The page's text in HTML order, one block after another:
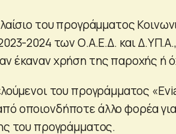
του προγράμματος
2024 των Ο.Α.Ε.Δ. και Δ.ΥΠ.Α.,
έκαναν χρήση της παροχής ή
του προγράμματος
οποιονδήποτε άλλο φορέα για
του προγράμματος.